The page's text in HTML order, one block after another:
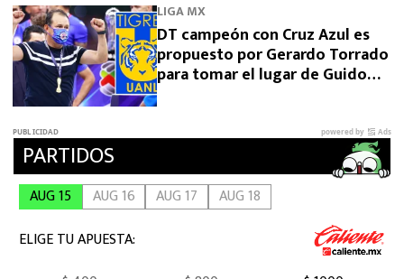
LIGA MX
DT campeón con Cruz Azul es
propuesto por Gerardo Torrado
para tomar el lugar de Guido